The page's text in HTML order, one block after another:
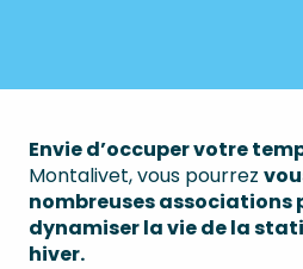
Envie d’occuper votre
Montalivet, vous pourrez
nombreuses associations
dynamiser la vie de la
hiver.